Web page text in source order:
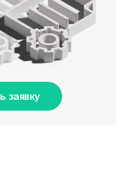
заявку